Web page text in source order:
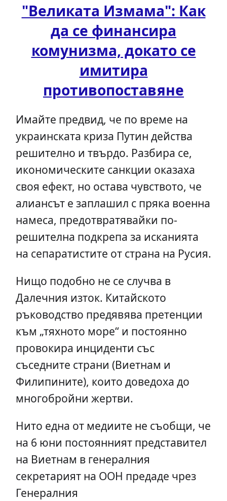
"Великата Измама": Как
да се финансира
комунизма, докато се
имитира
противопоставяне
Имайте предвид, че по време на
украинската криза Путин действа
решително и твърдо. Разбира се,
икономическите санкции оказаха
своя ефект, но остава чувството, че
алиансът е заплашил с пряка военна
намеса, предотвратявайки по-
решителна подкрепа за исканията
на сепаратистите от страна на Русия.
Нищо подобно не се случва в
Далечния изток. Китайското
ръководство предявява претенции
към „тяхното море“ и постоянно
провокира инциденти със
съседните страни (Виетнам и
Филипините), които доведоха до
многобройни жертви.
Нито една от медиите не съобщи, че
на 6 юни постоянният представител
на Виетнам в генералния
секретарият на ООН предаде чрез
Генералния